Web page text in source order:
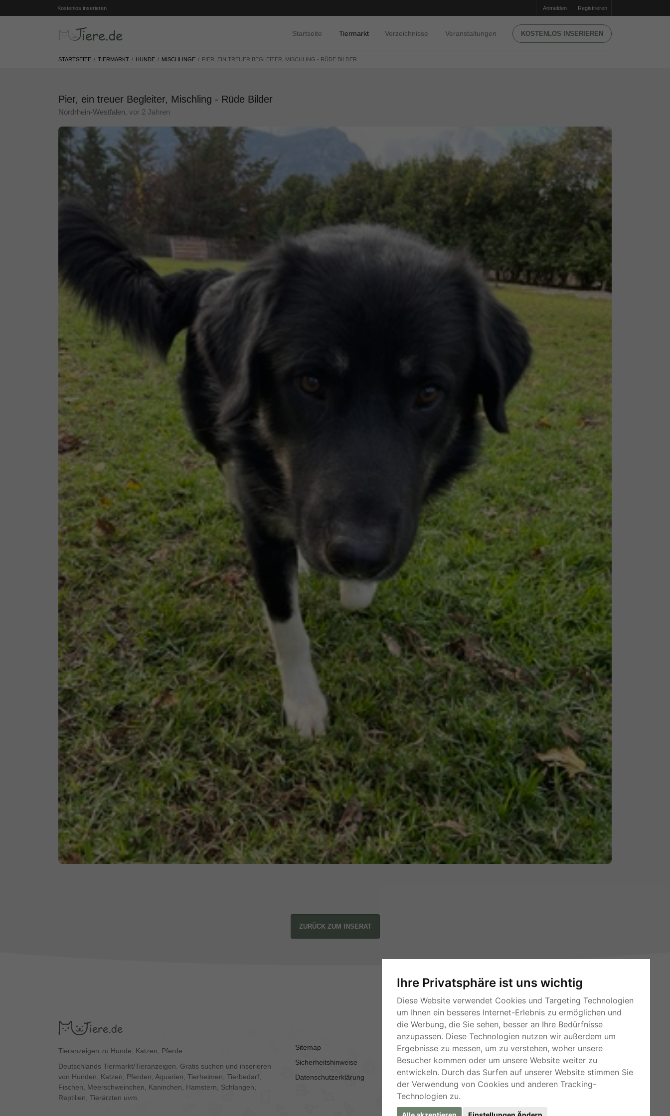
Ihre Privatsphäre ist uns wichtig
Diese Website verwendet Cookies und Targeting Technologien
um Ihnen ein besseres Internet-Erlebnis zu ermöglichen und
die Werbung, die Sie sehen, besser an Ihre Bedürfnisse
anzupassen. Diese Technologien nutzen wir außerdem um
Ergebnisse zu messen, um zu verstehen, woher unsere
Besucher kommen oder um unsere Website weiter zu
entwickeln. Durch das Surfen auf unserer Website stimmen Sie
der Verwendung von Cookies und anderen Tracking-
Technologien zu.
Kostenlos inserieren Anmelden Registrieren
Startseite Tiermarkt Verzeichnisse Veranstaltungen KOSTENLOS INSERIEREN
STARTSEITE TIERMARKT HUNDE MISCHLINGE PIER, EIN TREUER BEGLEITER, MISCHLING - RÜDE BILDER
Pier, ein treuer Begleiter, Mischling - Rüde Bilder
Nordrhein-Westfalen, vor 2 Jahren
ZURÜCK ZUM INSERAT
Tieranzeigen zu Hunde, Katzen, Pferde.
Deutschlands Tiermarkt/Tieranzeigen. Gratis suchen und inserieren
von Hunden, Katzen, Pferden, Aquarien, Tierheimen, Tierbedarf,
Fischen, Meerschweinchen, Kaninchen, Hamstern, Schlangen,
Reptilien, Tierärzten uvm.
Sitemap
Sicherheitshinweise
Datenschutzerklärung
AGB
Kontakt
Impressum
RSS-Feeds
Für Webmaster
Kleinanzeigen-Österreich